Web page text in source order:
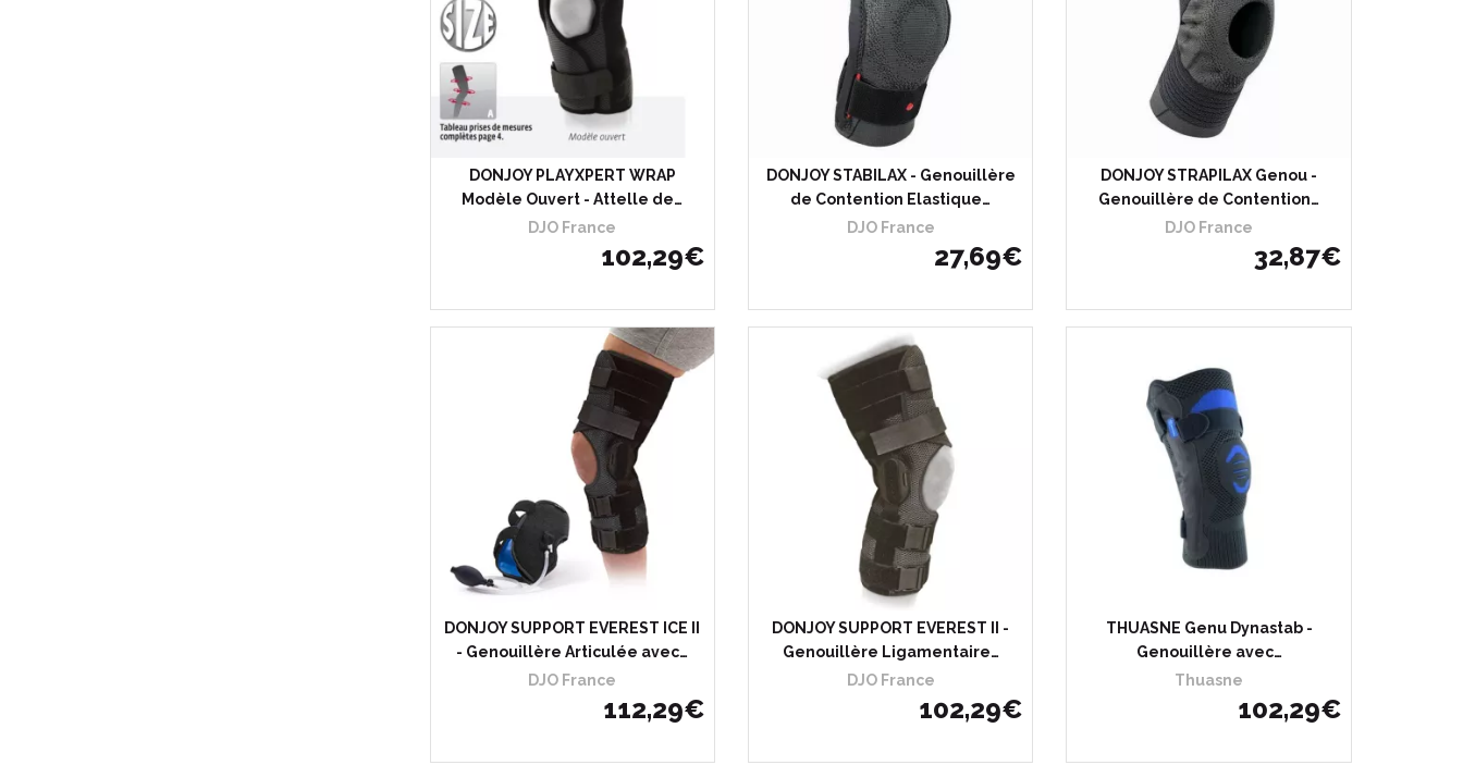
DONJOY PLAYXPERT WRAP
Modèle Ouvert - Attelle de…
DJO France
102,29€
Choisir J’achète
DONJOY STABILAX - Genouillère
de Contention Elastique…
DJO France
27,69€
Choisir
DONJOY STRAPILAX Genou -
Genouillère de Contention…
DJO France
32,87€
DONJOY SUPPORT EVEREST ICE II
- Genouillère Articulée avec…
DJO France
112,29€
Choisir
DONJOY SUPPORT EVEREST II -
Genouillère Ligamentaire…
DJO France
102,29€
THUASNE Genu Dynastab -
Genouillère avec…
Thuasne
102,29€